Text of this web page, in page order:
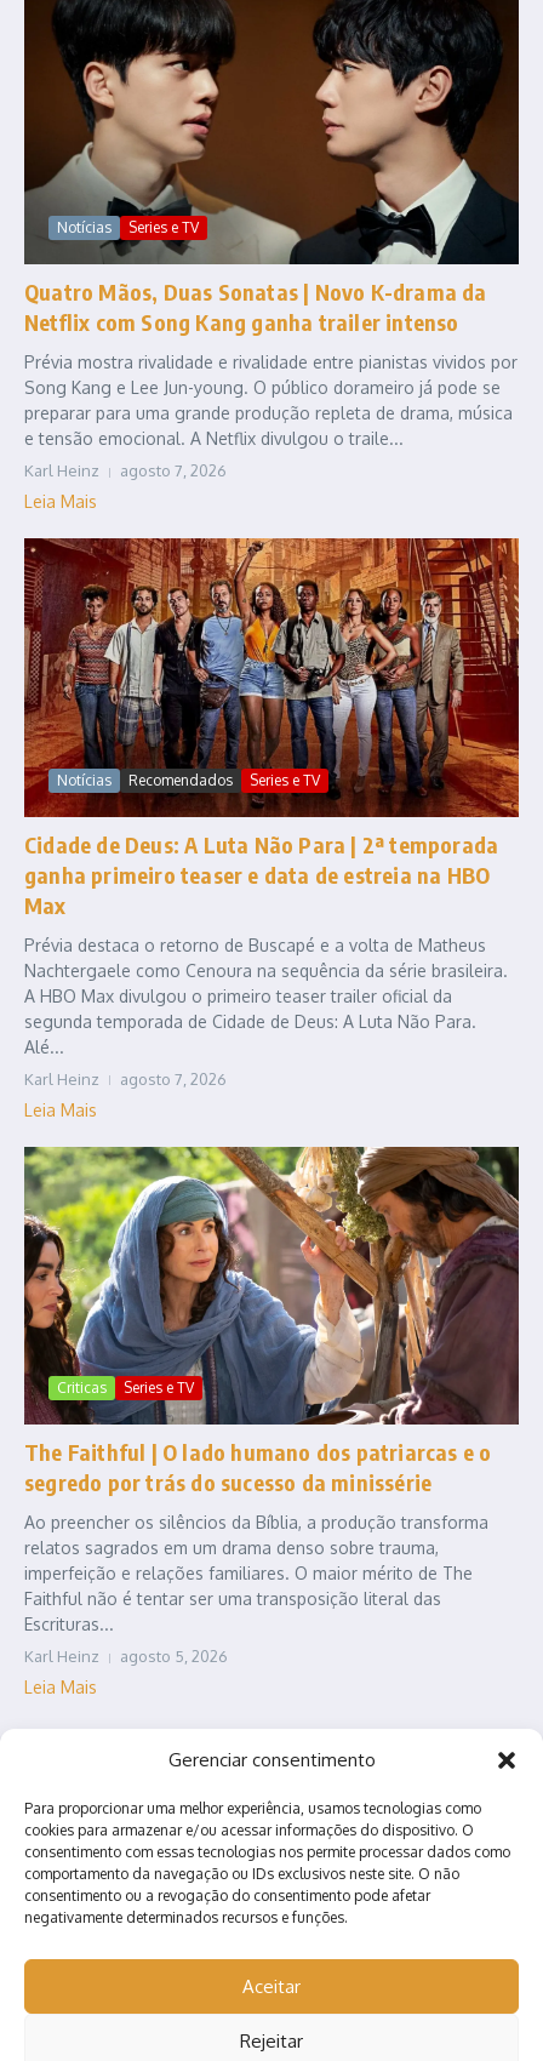
Gerenciar consentimento
Para proporcionar uma melhor experiência, usamos tecnologias como
cookies para armazenar e/ou acessar informações do dispositivo. O
consentimento com essas tecnologias nos permite processar dados como
comportamento da navegação ou IDs exclusivos neste site. O não
consentimento ou a revogação do consentimento pode afetar
negativamente determinados recursos e funções.
Aceitar
Rejeitar
Notícias Series e TV
Quatro Mãos, Duas Sonatas | Novo K-drama da
Netflix com Song Kang ganha trailer intenso
Prévia mostra rivalidade e rivalidade entre pianistas vividos por
Song Kang e Lee Jun-young. O público dorameiro já pode se
preparar para uma grande produção repleta de drama, música
e tensão emocional. A Netflix divulgou o traile...
Karl Heinz agosto 7, 2026
Leia Mais
Notícias Recomendados Series e TV
Cidade de Deus: A Luta Não Para | 2ª temporada
ganha primeiro teaser e data de estreia na HBO
Max
Prévia destaca o retorno de Buscapé e a volta de Matheus
Nachtergaele como Cenoura na sequência da série brasileira.
A HBO Max divulgou o primeiro teaser trailer oficial da
segunda temporada de Cidade de Deus: A Luta Não Para.
Alé...
Karl Heinz agosto 7, 2026
Leia Mais
Criticas Series e TV
The Faithful | O lado humano dos patriarcas e o
segredo por trás do sucesso da minissérie
Ao preencher os silêncios da Bíblia, a produção transforma
relatos sagrados em um drama denso sobre trauma,
imperfeição e relações familiares. O maior mérito de The
Faithful não é tentar ser uma transposição literal das
Escrituras...
Karl Heinz agosto 5, 2026
Leia Mais
ContatoQuem somos?Anuncie conosco!
Copyright © 2026 Nerd Arretado | Desenvolvido por